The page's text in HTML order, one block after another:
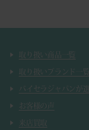
取り扱い商品一覧
取り扱いブランド一覧
バイセラジャパンが
お客様の声
来店買取